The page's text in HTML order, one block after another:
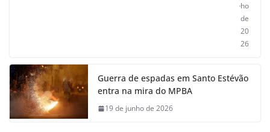
ho
de
20
26
Guerra de espadas em Santo Estévão
entra na mira do MPBA
19 de junho de 2026